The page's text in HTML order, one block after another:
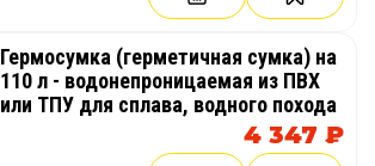
Гермосумка (герметичная сумка) на
110 л - водонепроницаемая из ПВХ
или ТПУ для сплава, водного похода
4 347 ₽